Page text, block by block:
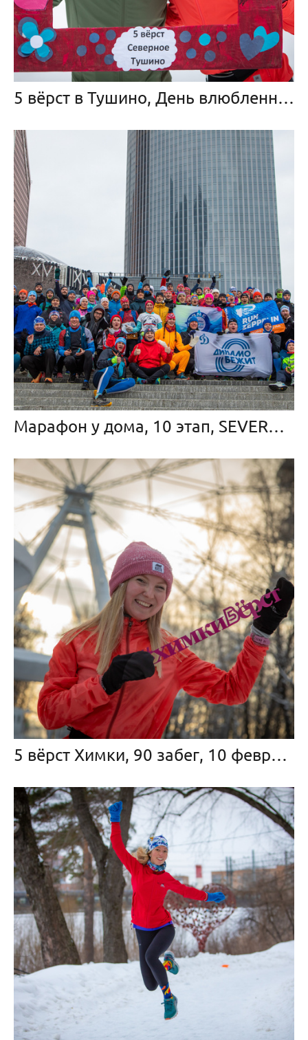
5 вёрст в Тушино, День влюбленных, 91 забег, 17 февраля 2024 г.
Марафон у дома, 10 этап, SEVERЯNE, 11 февраля 2024 г.
5 вёрст Химки, 90 забег, 10 февраля 2024 г.